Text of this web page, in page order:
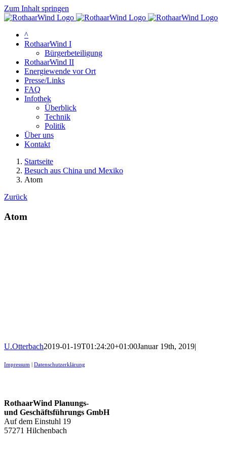
Zum Inhalt springen
^
RothaarWind I
Bürgerbeteiligung
RothaarWind II
Energiewende vor Ort
Presse/Links
FAQ
Infothek
Überblick
Technik
Politik
Über uns
Kontakt
Startseite
Besuch aus China und Mexiko
Atom
Zurück
Atom
U.Otterbach2019-01-19T01:24:20+01:00Januar 19th, 2019|
Impressum Datenschutzerklärung
RothaarWind Planungs-
und Geschäftsführungs GmbH
Auf dem Einstuhl 19
57271 Hilchenbach